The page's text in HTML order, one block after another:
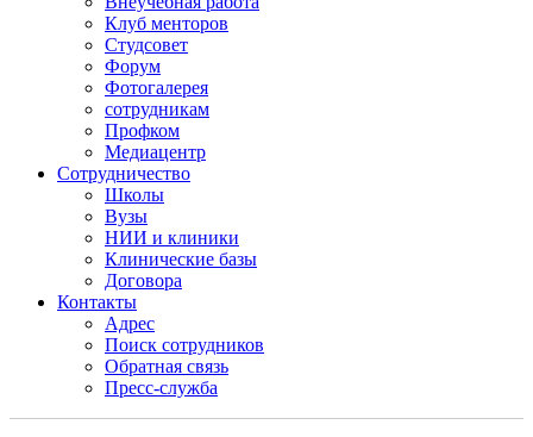
Клуб менторов
Студсовет
Форум
Фотогалерея
сотрудникам
Профком
Медиацентр
Сотрудничество
Школы
Вузы
НИИ и клиники
Клинические базы
Договора
Контакты
Адрес
Поиск сотрудников
Обратная связь
Пресс-служба